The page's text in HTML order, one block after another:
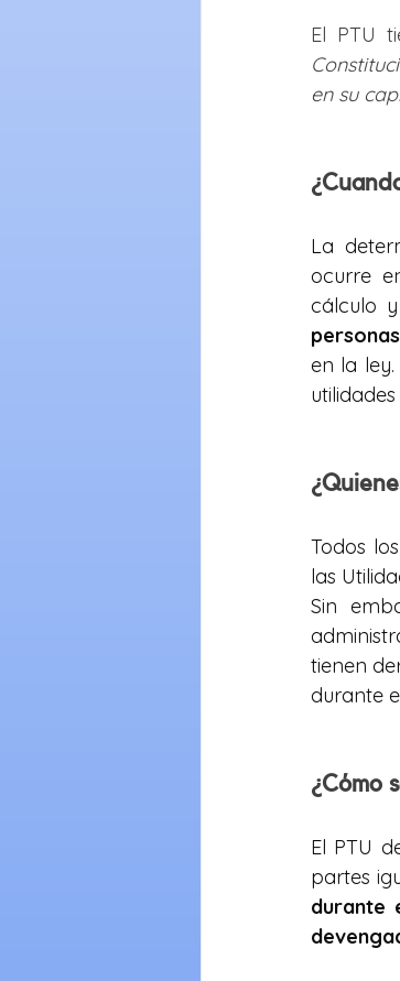
El PTU
en su
La
ocurre
cálculo
en la
Todos
las
Sin
tienen
durante
¿Cómo
El PTU
partes
durante